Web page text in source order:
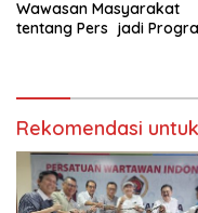
Wawasan Masyarakat
tentang Pers jadi
Rekomendasi